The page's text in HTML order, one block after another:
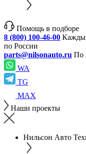
Помощь в подборе
8 (800) 100-46-00
по России
parts@nilsonauto.ru По
WA
TG
MAX
Наши проекты
Нильсон Авто